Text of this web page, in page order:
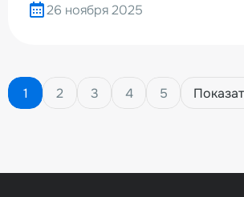
26 ноября 2025
1 2 3 4 5